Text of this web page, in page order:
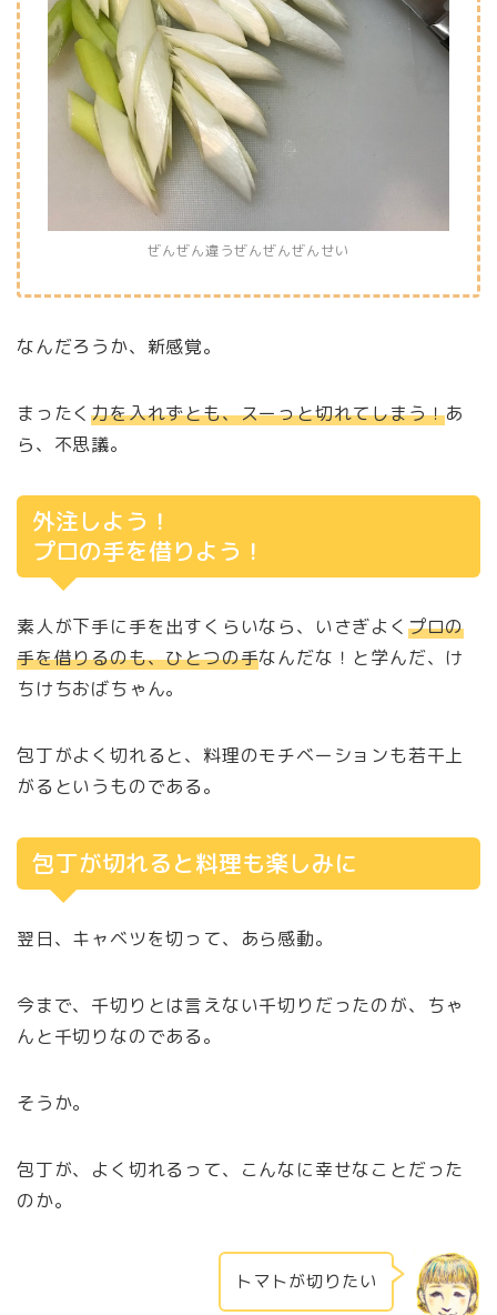
ぜんぜん違うぜんぜんぜんせい
なんだろうか、新感覚。
まったく力を入れずとも、スーっと切れてしまう！あ
ら、不思議。
外注しよう！
プロの手を借りよう！
素人が下手に手を出すくらいなら、いさぎよく プロの
手を借りるのも、ひとつの手なんだな！と学んだ、け
ちけちおばちゃん。
包丁がよく切れると、料理のモチベーションも若干上
がるというものである。
包丁が切れると料理も楽しみに
翌日、キャベツを切って、あら感動。
今まで、千切りとは言えない千切りだったのが、ちゃ
んと千切りなのである。
そうか。
包丁が、よく切れるって、こんなに幸せなことだった
のか。
トマトが切りたい